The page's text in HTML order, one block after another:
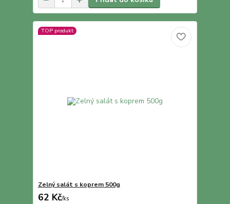
TOP produkt
Zelný salát s koprem 500g
62 Kč/ks